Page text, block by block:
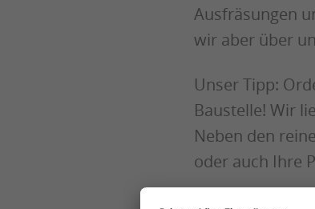
Ausfräsungen
wir aber über
Unser Tipp:
Baustelle! Wir
Neben den
oder auch Ihre